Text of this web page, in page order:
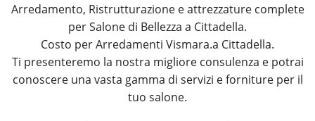
Arredamento, Ristrutturazione e attrezzature complete
per Salone di Bellezza a Cittadella.
Costo per Arredamenti Vismara.a Cittadella.
Ti presenteremo la nostra migliore consulenza e potrai
conoscere una vasta gamma di servizi e forniture per il
tuo salone.